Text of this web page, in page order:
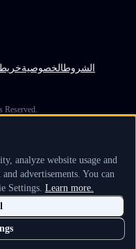
الشروطالخصوصية
analyze website usage and
advertisements. You can
Settings. Learn more.